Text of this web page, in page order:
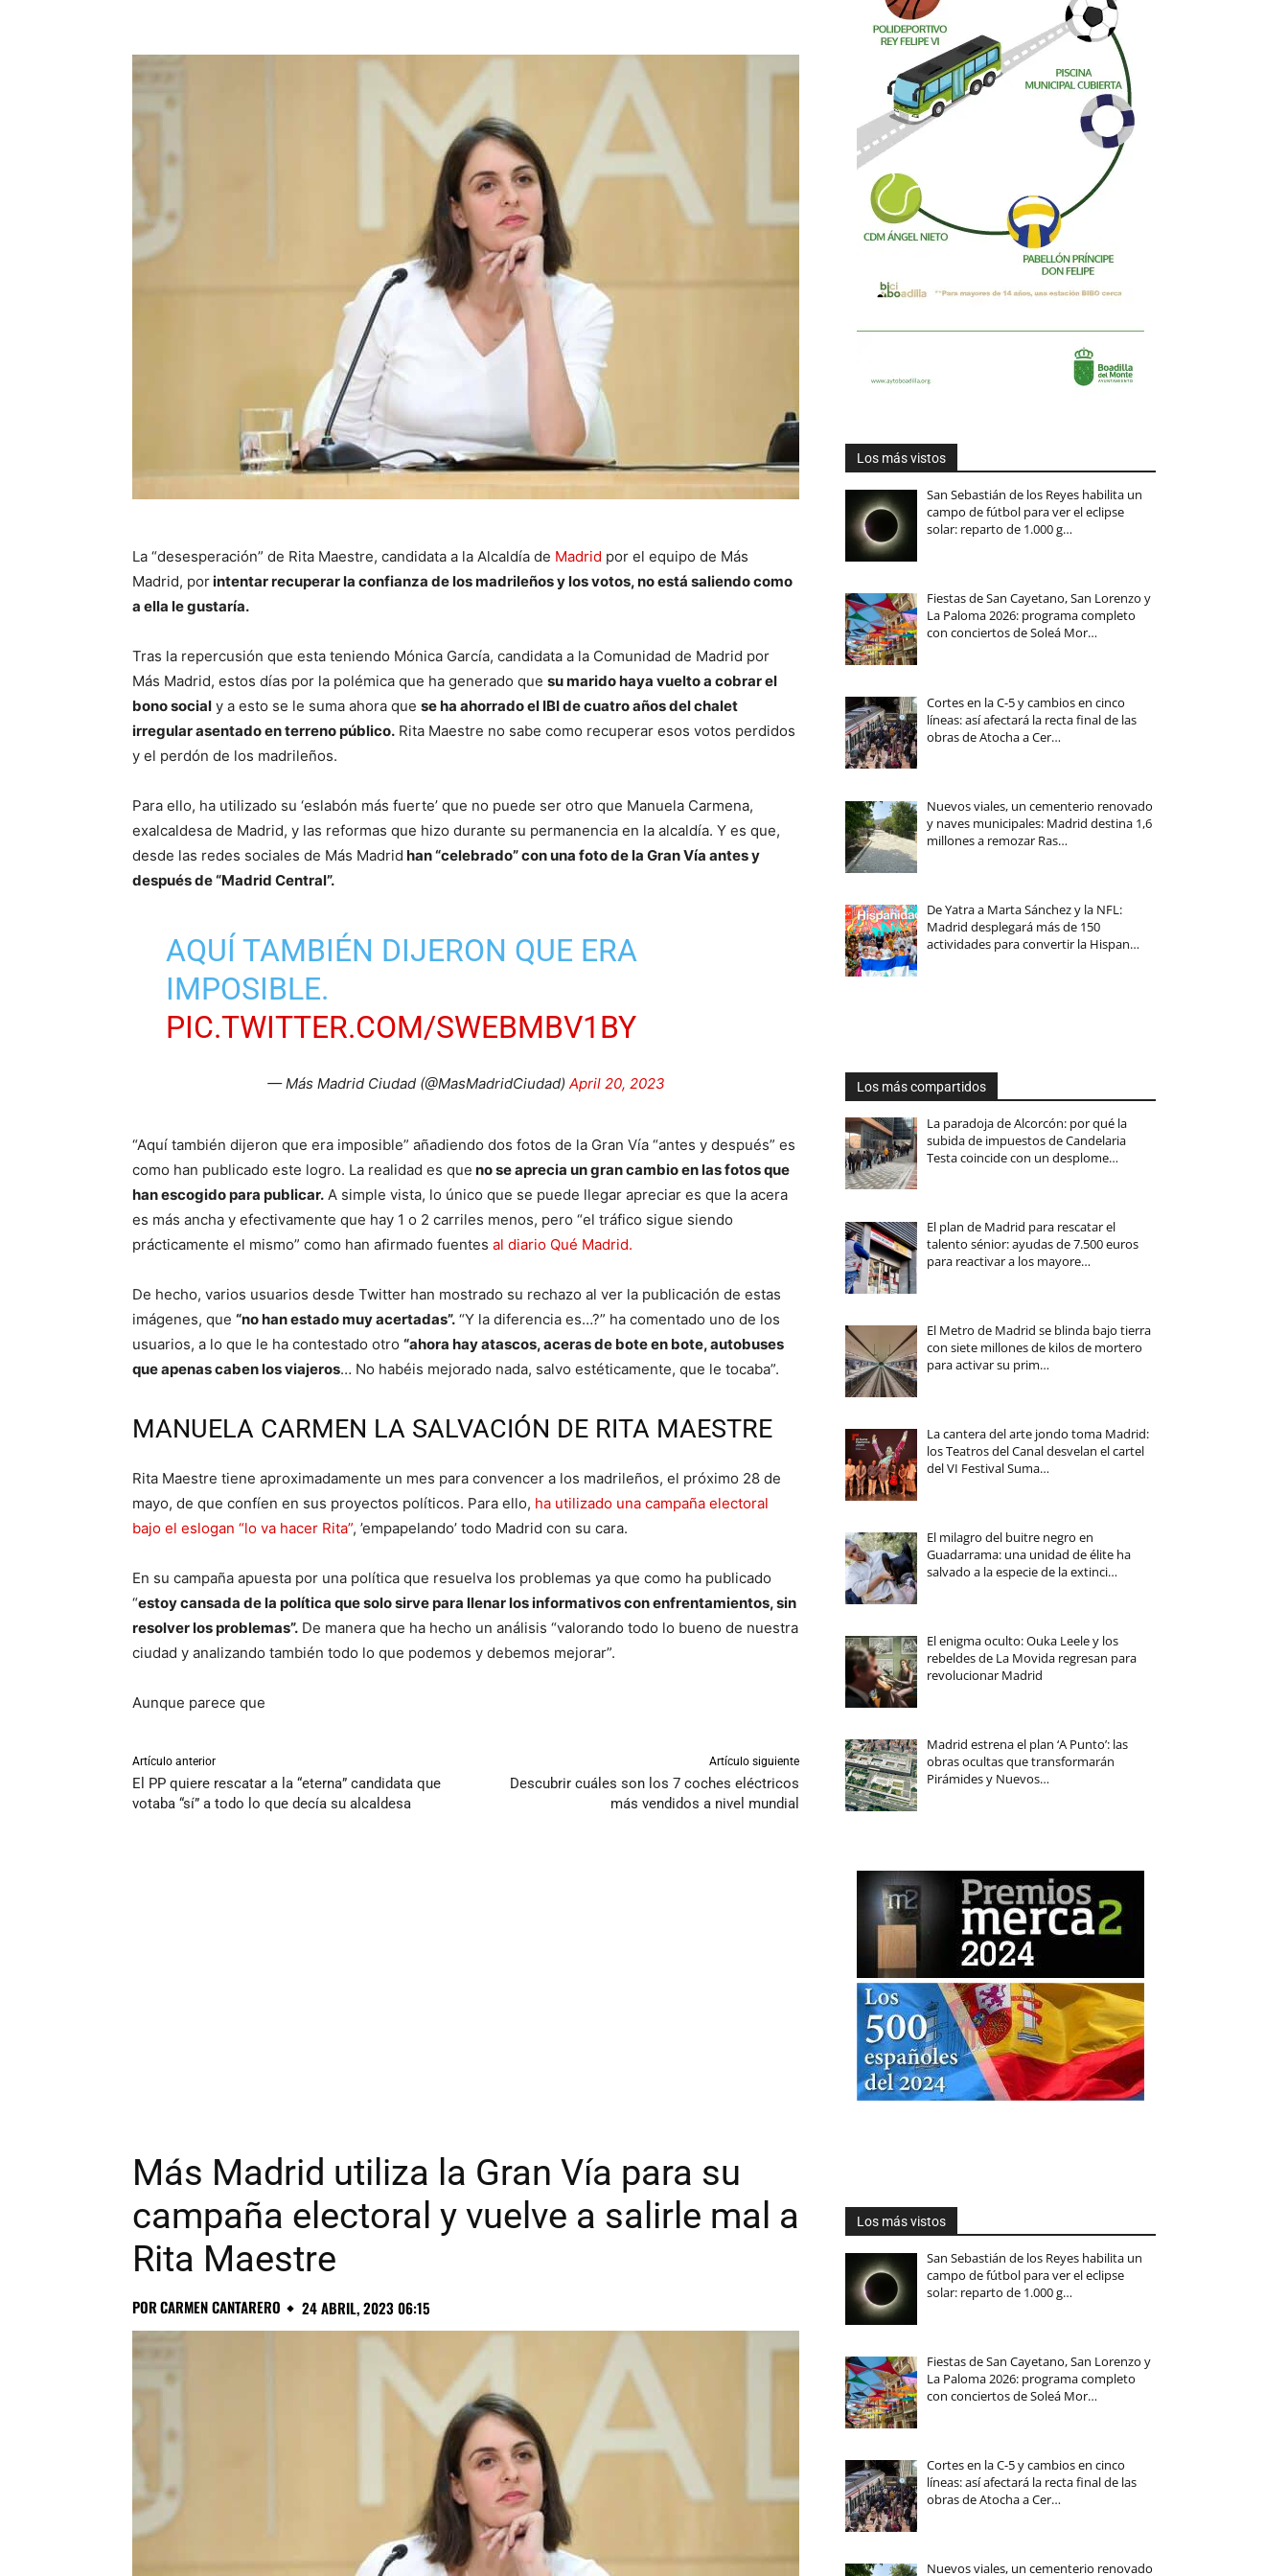
La “desesperación” de Rita Maestre, candidata a la Alcaldía de Madrid por el equipo de Más
Madrid, porintentar recuperar la confianza de los madrileños y los votos, no está saliendo como
a ella le gustaría.
Tras la repercusión que esta teniendo Mónica García, candidata a la Comunidad de Madrid por
Más Madrid, estos días por la polémica que ha generado que su marido haya vuelto a cobrar el
bono social y a esto se le suma ahora que se ha ahorrado el IBI de cuatro años del chalet
irregular asentado en terreno público. Rita Maestre no sabe como recuperar esos votos perdidos
y el perdón de los madrileños.
Para ello, ha utilizado su ‘eslabón más fuerte’ que no puede ser otro que Manuela Carmena,
exalcaldesa de Madrid, y las reformas que hizo durante su permanencia en la alcaldía. Y es que,
desde las redes sociales de Más Madrid han “celebrado” con una foto de la Gran Vía antes y
después de “Madrid Central”.
AQUÍ TAMBIÉN DIJERON QUE ERA
IMPOSIBLE.
PIC.TWITTER.COM/SWEBMBV1BY
— Más Madrid Ciudad (@MasMadridCiudad) April 20, 2023
“Aquí también dijeron que era imposible” añadiendo dos fotos de la Gran Vía “antes y después” es
como han publicado este logro. La realidad es que no se aprecia un gran cambio en las fotos que
han escogido para publicar. A simple vista, lo único que se puede llegar apreciar es que la acera
es más ancha y efectivamente que hay 1 o 2 carriles menos, pero “el tráfico sigue siendo
prácticamente el mismo” como han afirmado fuentes al diario Qué Madrid.
De hecho, varios usuarios desde Twitter han mostrado su rechazo al ver la publicación de estas
imágenes, que “no han estado muy acertadas”. “Y la diferencia es…?” ha comentado uno de los
usuarios, a lo que le ha contestado otro “ahora hay atascos, aceras de bote en bote, autobuses
que apenas caben los viajeros… No habéis mejorado nada, salvo estéticamente, que le tocaba”.
MANUELA CARMEN LA SALVACIÓN DE RITA MAESTRE
Rita Maestre tiene aproximadamente un mes para convencer a los madrileños, el próximo 28 de
mayo, de que confíen en sus proyectos políticos. Para ello, ha utilizado una campaña electoral
bajo el eslogan “lo va hacer Rita”, ’empapelando’ todo Madrid con su cara.
En su campaña apuesta por una política que resuelva los problemas ya que como ha publicado
“estoy cansada de la política que solo sirve para llenar los informativos con enfrentamientos, sin
resolver los problemas”. De manera que ha hecho un análisis “valorando todo lo bueno de nuestra
ciudad y analizando también todo lo que podemos y debemos mejorar”.
Aunque parece que
Artículo anterior
El PP quiere rescatar a la “eterna” candidata que
votaba “sí” a todo lo que decía su alcaldesa
Artículo siguiente
Descubrir cuáles son los 7 coches eléctricos
más vendidos a nivel mundial
Los más vistos
San Sebastián de los Reyes habilita un
campo de fútbol para ver el eclipse
solar: reparto de 1.000 g…
Fiestas de San Cayetano, San Lorenzo y
La Paloma 2026: programa completo
con conciertos de Soleá Mor…
Cortes en la C-5 y cambios en cinco
líneas: así afectará la recta final de las
obras de Atocha a Cer…
Nuevos viales, un cementerio renovado
y naves municipales: Madrid destina 1,6
millones a remozar Ras…
De Yatra a Marta Sánchez y la NFL:
Madrid desplegará más de 150
actividades para convertir la Hispan…
Los más compartidos
La paradoja de Alcorcón: por qué la
subida de impuestos de Candelaria
Testa coincide con un desplome…
El plan de Madrid para rescatar el
talento sénior: ayudas de 7.500 euros
para reactivar a los mayore…
El Metro de Madrid se blinda bajo tierra
con siete millones de kilos de mortero
para activar su prim…
La cantera del arte jondo toma Madrid:
los Teatros del Canal desvelan el cartel
del VI Festival Suma…
El milagro del buitre negro en
Guadarrama: una unidad de élite ha
salvado a la especie de la extinci…
El enigma oculto: Ouka Leele y los
rebeldes de La Movida regresan para
revolucionar Madrid
Madrid estrena el plan ‘A Punto’: las
obras ocultas que transformarán
Pirámides y Nuevos…
Más Madrid utiliza la Gran Vía para su
campaña electoral y vuelve a salirle mal a
Rita Maestre
PORCARMEN CANTARERO 24 ABRIL, 2023 06:15
Los más vistos
San Sebastián de los Reyes habilita un
campo de fútbol para ver el eclipse
solar: reparto de 1.000 g…
Fiestas de San Cayetano, San Lorenzo y
La Paloma 2026: programa completo
con conciertos de Soleá Mor…
Cortes en la C-5 y cambios en cinco
líneas: así afectará la recta final de las
obras de Atocha a Cer…
Nuevos viales, un cementerio renovado